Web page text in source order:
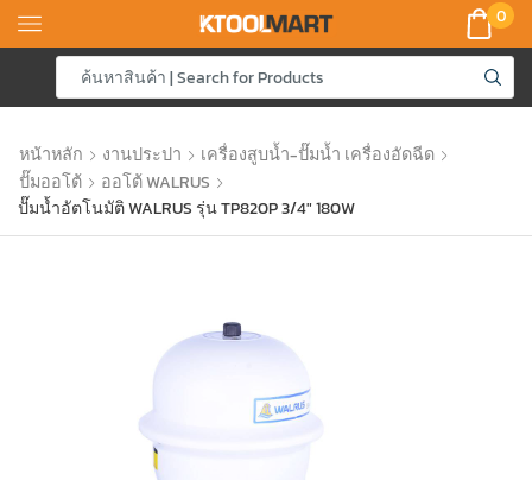
0
หน้าหลัก งานประปา
เครื่องสูบน้ำ-ปั๊มน้ำ เครื่องอัดฉีด
ปั๊มออโต้
ออโต้ WALRUS
ปั๊มน้ำอัตโนมัติ WALRUS รุ่น TP820P 3/4″ 180W